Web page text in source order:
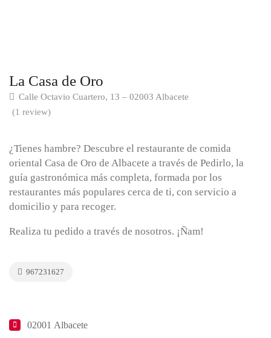
La Casa de Oro
Calle Octavio Cuartero, 13 – 02003 Albacete
(1 review)
¿Tienes hambre? Descubre el restaurante de comida
oriental Casa de Oro de Albacete a través de Pedirlo, la
guía gastronómica más completa, formada por los
restaurantes más populares cerca de ti, con servicio a
domicilio y para recoger.
Realiza tu pedido a través de nosotros. ¡Ñam!
967231627
02001 Albacete